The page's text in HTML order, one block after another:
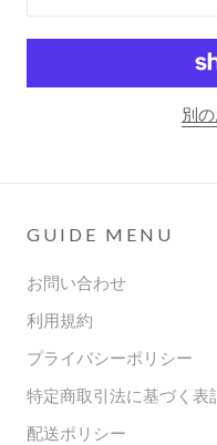
別
GUIDE MENU
お問い合わせ
利用規約
プライバシーポリシー
特定商取引法に基づく表
配送ポリシー